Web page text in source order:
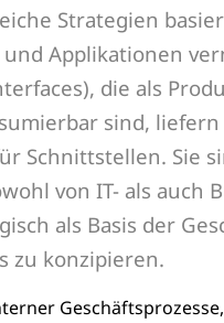
Strategien
Applikationen
die als
sind,
Schnittstellen. Sie
von IT- als auch
als Basis der
zu konzipieren.